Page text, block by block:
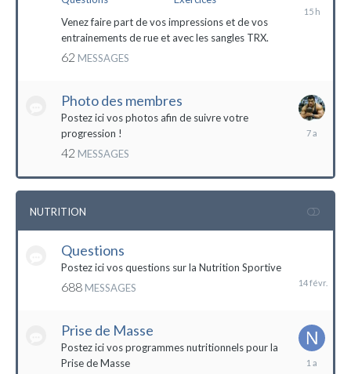
Venez faire part de vos impressions et de vos
entrainements de rue et avec les sangles TRX.
62 MESSAGES
Photo des membres
Postez ici vos photos afin de suivre votre
progression !
42 MESSAGES
18
NUTRITION
Questions
Postez ici vos questions sur la Nutrition Sportive
688 MESSAGES
Prise de Masse
Postez ici vos programmes nutritionnels pour la
Prise de Masse
19